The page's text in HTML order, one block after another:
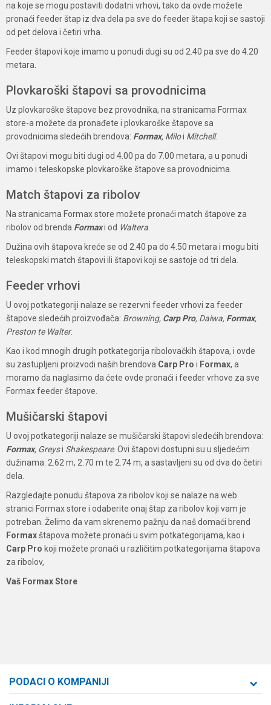
na koje se mogu postaviti dodatni vrhovi, tako da ovde možete
pronaći feeder štap iz dva dela pa sve do feeder štapa koji se sastoji
od pet delova i četiri vrha.
Feeder štapovi koje imamo u ponudi dugi su od 2.40 pa sve do 4.20
metara.
Plovkaroški štapovi sa provodnicima
Uz plovkaroške štapove bez provodnika, na stranicama Formax
store-a možete da pronađete i plovkaroške štapove sa
provodnicima sledećih brendova: Formax, Miloi Mitchell.
Ovi štapovi mogu biti dugi od 4.00 pa do 7.00 metara, a u ponudi
imamo i teleskopske plovkaroške štapove sa provodnicima.
Match štapovi za ribolov
Na stranicama Formax store možete pronaći match štapove za
ribolov od brenda Formaxi od Waltera
Dužina ovih štapova kreće se od 2.40 pa do 4.50 metara i mogu biti
teleskopski match štapovi ili štapovi koji se sastoje od tri dela.
Feeder vrhovi
U ovoj potkategoriji nalaze se rezervni feeder vrhovi za feeder
štapove sledećih proizvođača: Browning, Carp Pro, Daiwa, Formax,
Preston te Walter.
Kao i kod mnogih drugih potkategorija ribolovačkih štapova, i ovde
su zastupljeni proizvodi naših brendova Carp Pro i Formax, a
moramo da naglasimo da ćete ovde pronaći i feeder vrhove za sve
Formax feeder štapove.
Mušičarski štapovi
U ovoj potkategoriji nalaze se mušičarski štapovi sledećih brendova:
Formax, Greysi Shakespeare. Ovi štapovi dostupni su u sljedećim
dužinama: 2.62 m, 2.70 m te 2.74 m, a sastavljeni su od dva do četiri
dela.
Razgledajte ponudu štapova za ribolov koji se nalaze na web
stranici Formax store i odaberite onaj štap za ribolov koji vam je
potreban. Želimo da vam skrenemo pažnju da naš domaći brend
Formaxštapova možete pronaći u svim potkategorijama, kao i
Carp Pro koji možete pronaći u različitim potkategorijama štapova
za ribolov,
Vaš Formax Store
PODACI O KOMPANIJI